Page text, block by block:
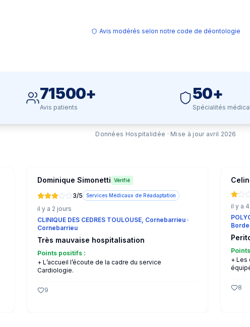
Avis modérés selon notre code de déontologie
71 500+
Avis patients
50+
Spécialités
Données Hospitalidée · Mise à jour avril 2026
Dominique Simonetti Vérifié
3/5 Services Médicaux de Réadaptation
il y a 2 jours
CLINIQUE DES CEDRES TOULOUSE, Cornebarrieu ·
Cornebarrieu
Très mauvaise hospitalisation
Points positifs :
+ L’accueil l’écoute de la cadre du service
Cardiologie.
9
il y a
+ Les
8